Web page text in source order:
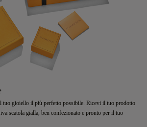
tuo gioiello il più perfetto possibile. Ricevi il tuo prodotto
scatola gialla, ben confezionato e pronto per il tuo